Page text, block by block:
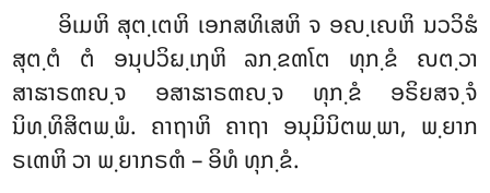
ອິເມຫິ ສຸຕ຺ເຕຫິ ເອກສທິເສຫິ ຈ ອຎ຺ເຎຫິ ນວວິຘໍ
ສຸຕ຺ຕໍ ຕໍ ອນຸປວິຏ຺ເຐຫິ ລກ຺ຂຓໂຕ ທຸກ຺ຂໍ ຎຕ຺ວາ
ສາຘາຣຓຎ຺ຈ ອສາຘາຣຓຎ຺ຈ ທຸກ຺ຂໍ ອຣິຍສຈ຺ຈໍ
ນິທ຺ທິສິຕພ຺ພໍ. ຄາຖາຫິ ຄາຖາ ອນຸມິນິຕພ຺ພາ, ພ຺ຍາກ
ຣເຓຫິ ວາ ພ຺ຍາກຣຓໍ – ອິທໍ ທຸກ຺ຂໍ.